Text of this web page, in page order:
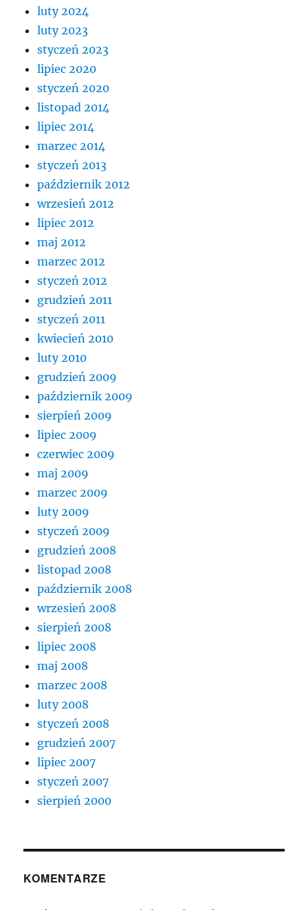
luty 2024
luty 2023
styczeń 2023
lipiec 2020
styczeń 2020
listopad 2014
lipiec 2014
marzec 2014
styczeń 2013
październik 2012
wrzesień 2012
lipiec 2012
maj 2012
marzec 2012
styczeń 2012
grudzień 2011
styczeń 2011
kwiecień 2010
luty 2010
grudzień 2009
październik 2009
sierpień 2009
lipiec 2009
czerwiec 2009
maj 2009
marzec 2009
luty 2009
styczeń 2009
grudzień 2008
listopad 2008
październik 2008
wrzesień 2008
sierpień 2008
lipiec 2008
maj 2008
marzec 2008
luty 2008
styczeń 2008
grudzień 2007
lipiec 2007
styczeń 2007
sierpień 2000
KOMENTARZE